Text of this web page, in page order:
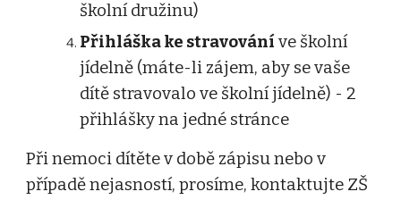
školní družinu)
Přihláška ke stravováníve školní
jídelně (máte-li zájem, aby se vaše
dítě stravovalo ve školní jídelně) - 2
přihlášky na jedné stránce
Při nemoci dítěte v době zápisu nebo v
případě nejasností, prosíme, kontaktujte ZŠ